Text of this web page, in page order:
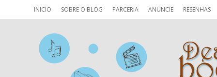
INICIO SOBRE O BLOG PARCERIA ANUNCIE RESENHAS